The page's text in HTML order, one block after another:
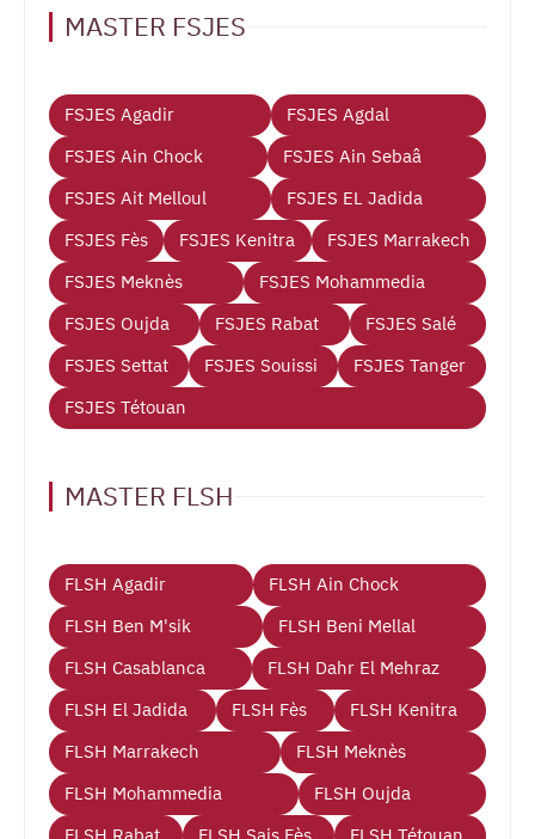
MASTER FSJES
FSJES Agadir
FSJES Agdal
FSJES Ain Chock
FSJES Ain Sebaâ
FSJES Ait Melloul
FSJES EL Jadida
FSJES Fès
FSJES Kenitra
FSJES Marrakech
FSJES Meknès
FSJES Mohammedia
FSJES Oujda
FSJES Rabat
FSJES Salé
FSJES Settat
FSJES Souissi
FSJES Tanger
FSJES Tétouan
MASTER FLSH
FLSH Agadir
FLSH Ain Chock
FLSH Ben M'sik
FLSH Beni Mellal
FLSH Casablanca
FLSH Dahr El Mehraz
FLSH El Jadida
FLSH Fès
FLSH Kenitra
FLSH Marrakech
FLSH Meknès
FLSH Mohammedia
FLSH Oujda